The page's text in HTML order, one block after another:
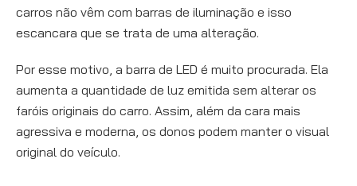
carros não vêm com barras de iluminação e isso
escancara que se trata de uma alteração.
Por esse motivo, a barra de LED é muito procurada. Ela
aumenta a quantidade de luz emitida sem alterar os
faróis originais do carro. Assim, além da cara mais
agressiva e moderna, os donos podem manter o visual
original do veículo.